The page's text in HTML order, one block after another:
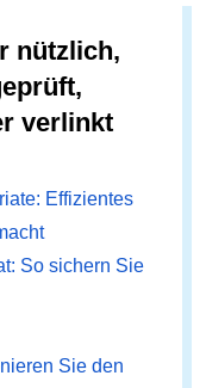
nützlich,
verlinkt
Effizientes
So sichern Sie
Sie den